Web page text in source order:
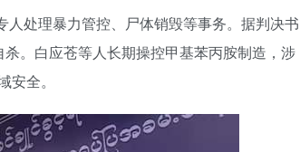
人处理暴力管控、尸体销毁等事务。据判决书
。白应苍等人长期操控甲基苯丙胺制造，涉
全。